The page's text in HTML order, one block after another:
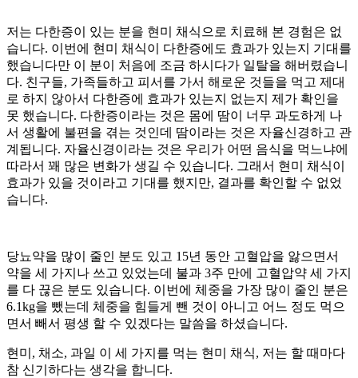
저는 다한증이 있는 분을 현미 채식으로 치료해 본 경험은 없
습니다. 이번에 현미 채식이 다한증에도 효과가 있는지 기대를
했습니다만 이 분이 처음에 조금 하시다가 일탈을 해버렸습니
다. 친구들, 가족들하고 피서를 가서 해로운 것들을 먹고 제대
로 하지 않아서 다한증에 효과가 있는지 없는지 제가 확인을
못 했습니다. 다한증이라는 것은 몸에 땀이 너무 과도하게 나
서 생활에 불편을 겪는 것인데 땀이라는 것은 자율신경하고 관
계됩니다. 자율신경이라는 것은 우리가 어떤 음식을 먹느냐에
따라서 꽤 많은 변화가 생길 수 있습니다. 그래서 현미 채식이
효과가 있을 것이라고 기대를 했지만, 결과를 확인할 수 없었
습니다.
당뇨약을 많이 줄인 분도 있고 15년 동안 고혈압을 앓으면서
약을 세 가지나 쓰고 있었는데 불과 3주 만에 고혈압약 세 가지
를 다 끊은 분도 있습니다. 이번에 체중을 가장 많이 줄인 분은
6.1kg을 뺐는데 체중을 힘들게 뺀 것이 아니고 어느 정도 먹으
면서 빼서 평생 할 수 있겠다는 말씀을 하셨습니다.
현미, 채소, 과일 이 세 가지를 먹는 현미 채식, 저는 할 때마다
참 신기하다는 생각을 합니다.